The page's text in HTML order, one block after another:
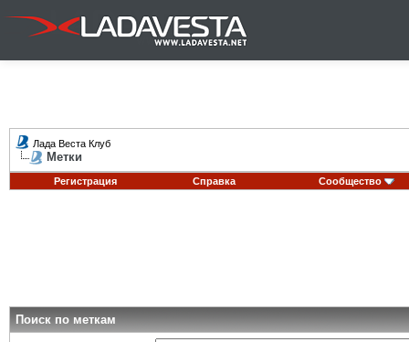
Лада Веста Клуб
Метки
Регистрация Справка Сообщество
Поиск по меткам